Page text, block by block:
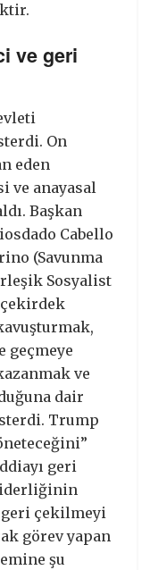
ve geri
On
eden
ve anayasal
Başkan
Cabello
(Savunma
Sosyalist
ve
dair
Trump
geri
çekilmeyi
görev yapan
şu